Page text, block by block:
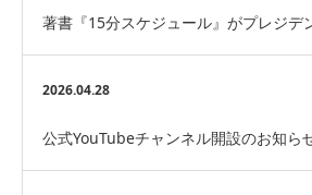
著書『15分スケジュール』がプレジデ
介されました。
2026.04.28
公式YouTubeチャンネル開設のお知ら